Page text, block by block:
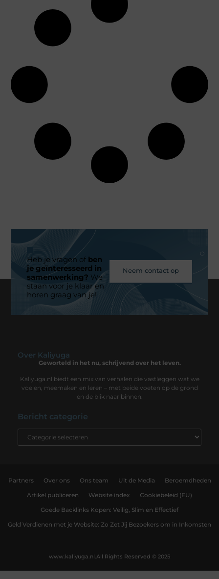
Heb je vragen ofben
je geïnteresseerd in
samenwerking? We
staan voor je klaar en
horen graag van je!
Neem contact op
Over Kaliyuga
Geworteld in het nu, schrijvend over het leven.
Kaliyuga.nl biedt een mix van verhalen die vastleggen wat we
voelen, meemaken en leren – met beide voeten op de grond
en de blik naar binnen.
Bericht categorie
Partners Over ons Ons team Uit de Media Beroemdheden
Artikel publiceren Website index Cookiebeleid (EU)
Goede Backlinks Kopen: Veilig, Slim en Effectief
Geld Verdienen met je Website: Zo Zet Jij Bezoekers om in Inkomsten
All Rights Reserved © 2025
www.kaliyuga.nl.